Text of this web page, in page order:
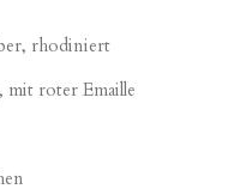
rhodiniert
roter Emaille